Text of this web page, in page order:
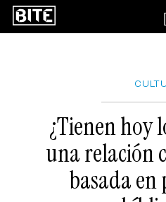
¿Tienen hoy
una relación
basada